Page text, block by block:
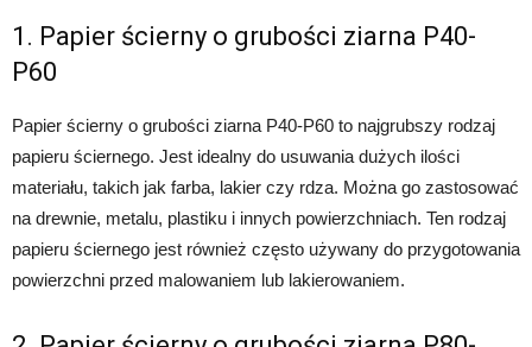
1. Papier ścierny o grubości ziarna P40-
P60
Papier ścierny o grubości ziarna P40-P60 to najgrubszy rodzaj
papieru ściernego. Jest idealny do usuwania dużych ilości
materiału, takich jak farba, lakier czy rdza. Można go zastosować
na drewnie, metalu, plastiku i innych powierzchniach. Ten rodzaj
papieru ściernego jest również często używany do przygotowania
powierzchni przed malowaniem lub lakierowaniem.